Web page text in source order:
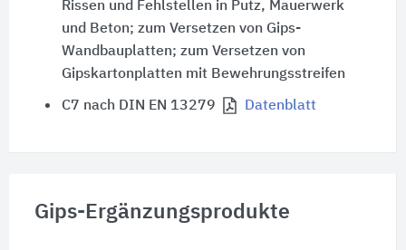
Rissen und Fehlstellen in Putz, Mauerwerk
und Beton; zum Versetzen von Gips-
Wandbauplatten; zum Versetzen von
Gipskartonplatten mit Bewehrungsstreifen
C7 nach DIN EN 13279 Datenblatt
Gips-Ergänzungsprodukte